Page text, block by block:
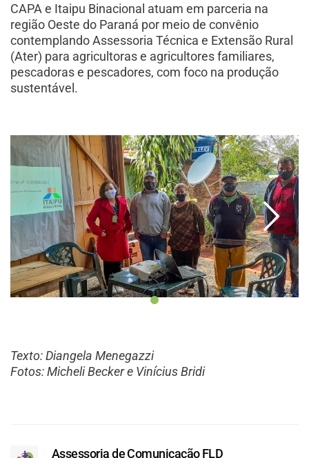
CAPA e Itaipu Binacional atuam em parceria na
região Oeste do Paraná por meio de convênio
contemplando Assessoria Técnica e Extensão Rural
(Ater) para agricultoras e agricultores familiares,
pescadoras e pescadores, com foco na produção
sustentável.
Texto: Diangela Menegazzi
Fotos: Micheli Becker e Vinícius Bridi
Assessoria de Comunicação FLD